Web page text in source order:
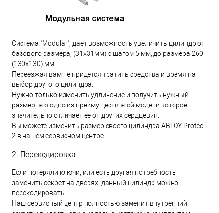
Система "Modular", дает возможность увеличить цилиндр от
базового размера, (31х31мм) с шагом 5 мм, до размера 260
(130х130) мм.
Переезжая вам не придется тратить средства и время на
выбор другого цилиндра.
Нужно только изменить удлинение и получить нужный
размер, это одно из преимуществ этой модели которое
значительно отличает ее от других сердцевин.
Вы можете изменить размер своего цилиндра ABLOY Protec
2 в нашем сервисном центре.
2. Перекодировка.
Если потеряли ключи, или есть другая потребность
заменить секрет на дверях, данный цилиндр можно
перекодировать.
Наш сервисный центр полностью заменит внутренний